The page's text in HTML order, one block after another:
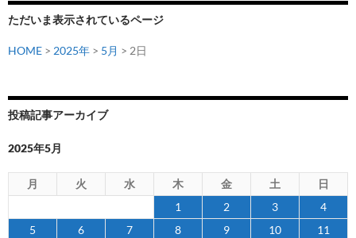
ロ
ア
チ
海
外
遠
す
る
U-
ただいま表示されているページ
HOME > 2025年 > 5月 > 2日
投稿記事アーカイブ
2025年5月
月 火 水 木 金 土
日
1
2 3
4
5
6 7 8 9 10
11